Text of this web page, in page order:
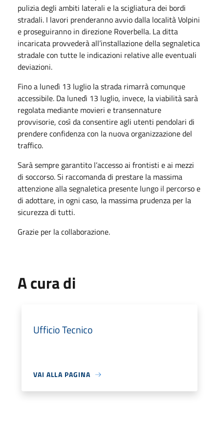
pulizia degli ambiti laterali e la scigliatura dei bordi
stradali. I lavori prenderanno avvio dalla località Volpini
e proseguiranno in direzione Roverbella. La ditta
incaricata provvederà all’installazione della segnaletica
stradale con tutte le indicazioni relative alle eventuali
deviazioni.
Fino a lunedì 13 luglio la strada rimarrà comunque
accessibile. Da lunedì 13 luglio, invece, la viabilità sarà
regolata mediante movieri e transennature
provvisorie, così da consentire agli utenti pendolari di
prendere confidenza con la nuova organizzazione del
traffico.
Sarà sempre garantito l’accesso ai frontisti e ai mezzi
di soccorso. Si raccomanda di prestare la massima
attenzione alla segnaletica presente lungo il percorso e
di adottare, in ogni caso, la massima prudenza per la
sicurezza di tutti.
Grazie per la collaborazione.
A cura di
Ufficio Tecnico
VAI ALLA PAGINA